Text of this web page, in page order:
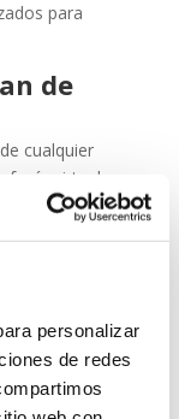
personalizar
de redes
para
de
cualquier
virtual
usuario y
una imagen